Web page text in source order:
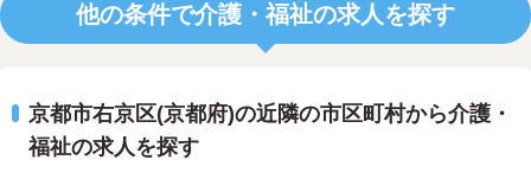
他の条件で介護・福祉の求人を探す
京都市右京区(京都府)の近隣の市区町村から介護・
福祉の求人を探す